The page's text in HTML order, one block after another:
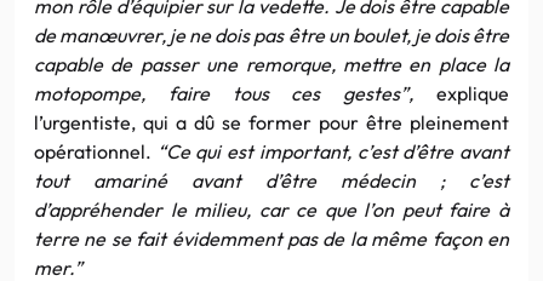
mon rôle d’équipier sur la vedette. Je dois être capable
de manœuvrer, je ne dois pas être un boulet, je dois être
capable de passer une remorque, mettre en place la
motopompe, faire tous ces gestes”, explique
l’urgentiste, qui a dû se former pour être pleinement
opérationnel. “Ce qui est important, c’est d’être avant
tout amariné avant d’être médecin ; c’est
d’appréhender le milieu, car ce que l’on peut faire à
terre ne se fait évidemment pas de la même façon en
mer.”